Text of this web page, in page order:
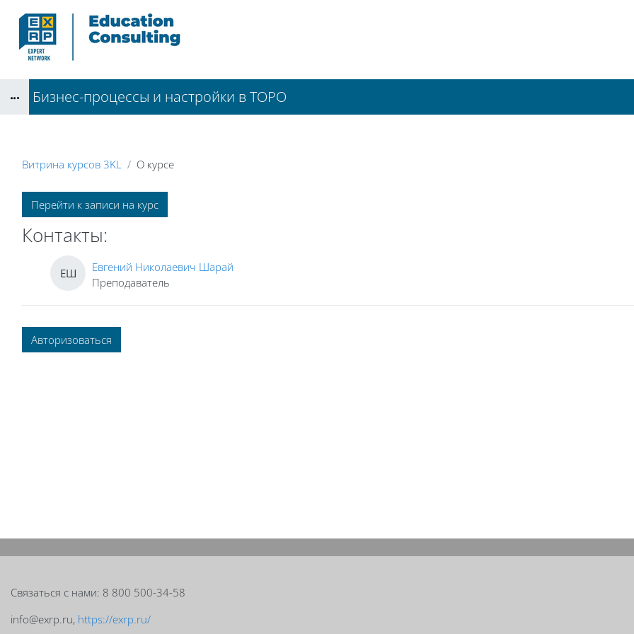
Бизнес-процессы и настройки в ТОРО
Витрина курсов 3KL О курсе
Блоки
Перейти к записи на курс
Контакты:
ЕШ
Евгений Николаевич Шарай
Преподаватель
Авторизоваться
Блоки
Связаться с нами: 8 800 500-34-58
info@exrp.ru, https://exrp.ru/